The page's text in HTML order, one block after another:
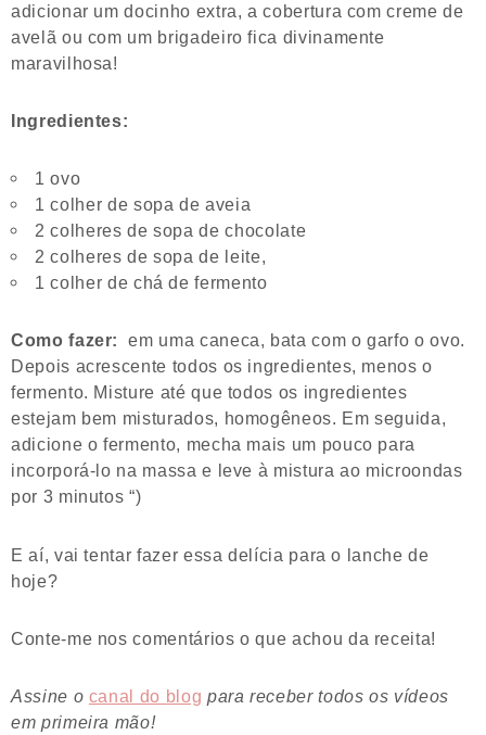
adicionar um docinho extra, a cobertura com creme de
avelã ou com um brigadeiro fica divinamente
maravilhosa!
Ingredientes:
1 ovo
1 colher de sopa de aveia
2 colheres de sopa de chocolate
2 colheres de sopa de leite,
1 colher de chá de fermento
Como fazer:
em uma caneca, bata com o garfo o ovo.
Depois acrescente todos os ingredientes, menos o
fermento. Misture até que todos os ingredientes
estejam bem misturados, homogêneos. Em seguida,
adicione o fermento, mecha mais um pouco para
incorporá-lo na massa e leve à mistura ao microondas
por 3 minutos “)
E aí, vai tentar fazer essa delícia para o lanche de
hoje?
Conte-me nos comentários o que achou da receita!
Assine o canal do blog para receber todos os vídeos
em primeira mão!